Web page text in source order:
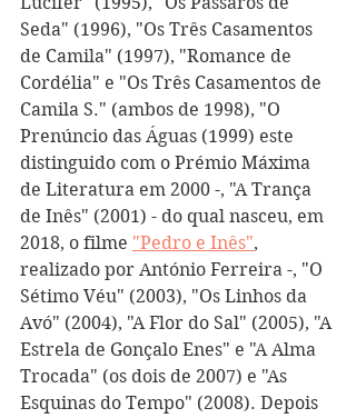
Seda" (1996), "Os Três Casamentos
de Camila" (1997), "Romance de
Cordélia" e "Os Três Casamentos de
Camila S." (ambos de 1998), "O
Prenúncio das Águas (1999) este
distinguido com o Prémio Máxima
de Literatura em 2000 -, "A Trança
de Inês" (2001) - do qual nasceu, em
2018, o filme "Pedro e Inês",
realizado por António Ferreira -, "O
Sétimo Véu" (2003), "Os Linhos da
Avó" (2004), "A Flor do Sal" (2005), "A
Estrela de Gonçalo Enes" e "A Alma
Trocada" (os dois de 2007) e "As
Esquinas do Tempo" (2008). Depois